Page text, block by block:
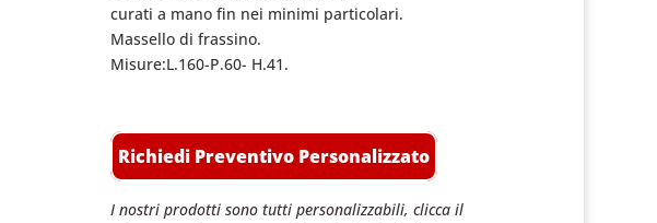
curati a mano fin nei minimi particolari.
Massello di frassino.
Misure:L.160-P.60- H.41.
Richiedi Preventivo Personalizzato
I nostri prodotti sono tutti personalizzabili, clicca il